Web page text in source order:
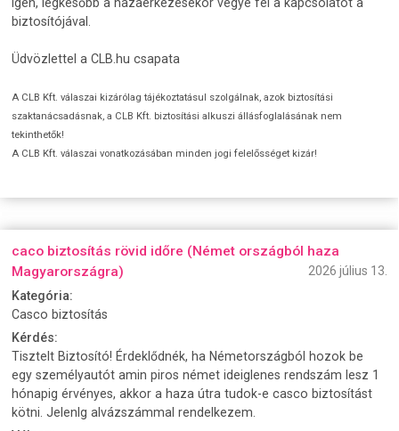
biztosítójával.
Üdvözlettel a CLB.hu csapata
A CLB Kft. válaszai kizárólag tájékoztatásul szolgálnak, azok biztosítási
szaktanácsadásnak, a CLB Kft. biztosítási alkuszi állásfoglalásának nem
tekinthetők!
A CLB Kft. válaszai vonatkozásában minden jogi felelősséget kizár!
caco biztosítás rövid időre (Német országból haza
Magyarországra)
2026 július 13.
Kategória:
Casco biztosítás
Kérdés:
Tisztelt Biztosító! Érdeklődnék, ha Németországból hozok be
egy személyautót amin piros német ideiglenes rendszám lesz 1
hónapig érvényes, akkor a haza útra tudok-e casco biztosítást
kötni. Jelenlg alvázszámmal rendelkezem.